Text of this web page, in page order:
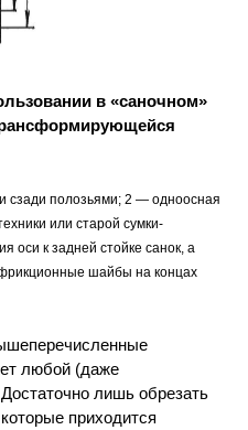
в «саночном»
сзади полозьями; 2 — одноосная
или старой сумки-
оси к задней стойке санок, а
шайбы на концах
любой (даже
лишь обрезать
приходится